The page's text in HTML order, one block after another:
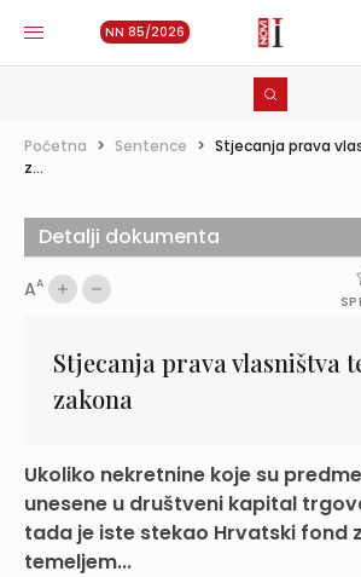
NN 85/2026
Početna > Sentence > Stjecanja prava
z...
AA
Stjecanja prava vlasništva
zakona
Ukoliko nekretnine koje su
unesene u društveni kapital
tada je iste stekao Hrvatski fond
temeljem...
Detalji dokumenta